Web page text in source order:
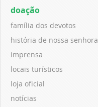
doação
família dos devotos
história de nossa senhora
imprensa
locais turísticos
loja oficial
notícias